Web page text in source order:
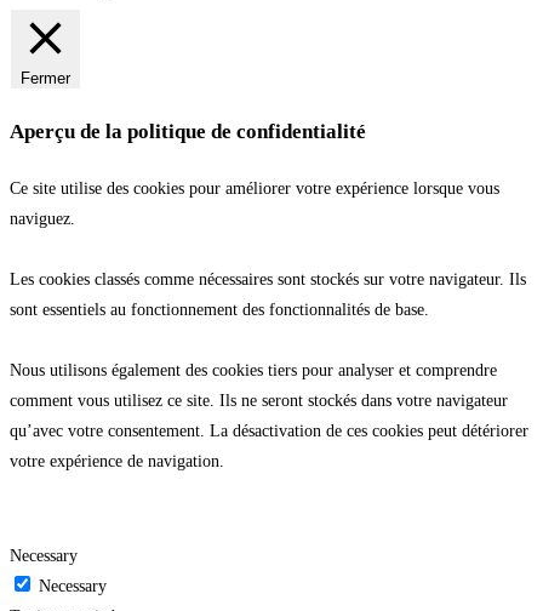
Fermer
Aperçu de la politique de confidentialité
Ce site utilise des cookies pour améliorer votre expérience lorsque vous
naviguez.
Les cookies classés comme nécessaires sont stockés sur votre navigateur. Ils
sont essentiels au fonctionnement des fonctionnalités de base.
Nous utilisons également des cookies tiers pour analyser et comprendre
comment vous utilisez ce site. Ils ne seront stockés dans votre navigateur
qu’avec votre consentement. La désactivation de ces cookies peut détériorer
votre expérience de navigation.
Necessary
Necessary